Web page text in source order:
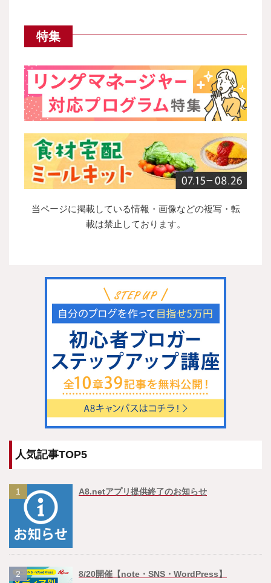
特集
当ページに掲載している情報・画像などの複写・転
載は禁止しております。
人気記事TOP5
1 A8.netアプリ提供終了のお知らせ
2
8/20開催【note・SNS・WordPress】